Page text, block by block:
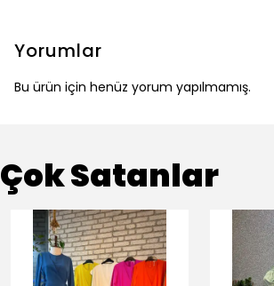
Yorumlar
Bu ürün için henüz yorum yapılmamış.
Çok Satanlar